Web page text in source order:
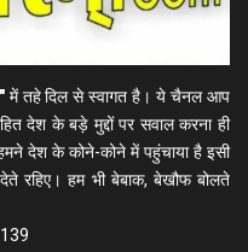
"में तहे दिल से स्वागत है। ये चैनल आप
देश के बड़े मुद्दों पर सवाल करना ही
देश के कोने-कोने में पहुंचाया है इसी
रहिए। हम भी बेबाक, बेखौफ बोलते